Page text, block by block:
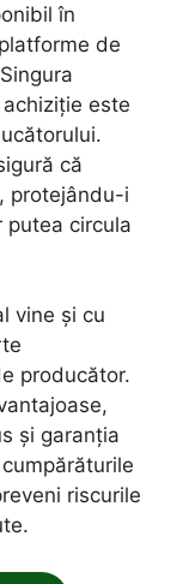
în
de
este
că
protejându-i
putea circula
vine și cu
producător.
și garanția
riscurile